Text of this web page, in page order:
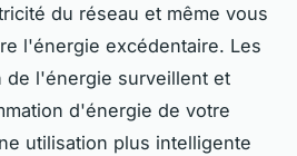
du réseau et même vous
l'énergie excédentaire. Les
de l'énergie surveillent et
d'énergie de votre
utilisation plus intelligente